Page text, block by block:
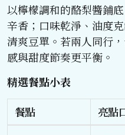
以檸檬調和的酪梨醬鋪
辛香；口味乾淨、油度
清爽豆單。若兩人同行
感與甜度節奏更平衡。
精選餐點小表
餐點
亮點